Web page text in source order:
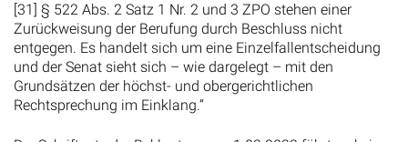
[31] § 522 Abs. 2 Satz 1 Nr. 2 und 3 ZPO stehen einer
Zurückweisung der Berufung durch Beschluss nicht
entgegen. Es handelt sich um eine Einzelfallentscheidung
und der Senat sieht sich – wie dargelegt – mit den
Grundsätzen der höchst- und obergerichtlichen
Rechtsprechung im Einklang.“